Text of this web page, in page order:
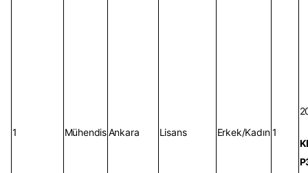
1 MühendisAnkara Lisans Erkek/Kadın 1